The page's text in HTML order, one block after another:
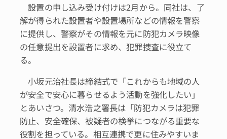
設置の申し込み受け付けは2月から。同社は、了
解が得られた設置者や設置場所などの情報を警察
に提供し、警察がその情報を元に防犯カメラ映像
の任意提出を設置者に求め、犯罪捜査に役立て
る。
小坂元治社長は締結式で「これからも地域の人
が安全で安心に暮らせるよう活動を強化したい」
とあいさつ。清水浩之署長は「防犯カメラは犯罪
防止、安全確保、被疑者の検挙につながる重要な
役割を担っている。相互連携で更に住みやすいま